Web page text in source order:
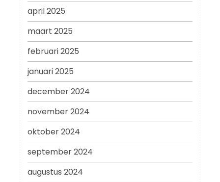
april 2025
maart 2025
februari 2025
januari 2025
december 2024
november 2024
oktober 2024
september 2024
augustus 2024